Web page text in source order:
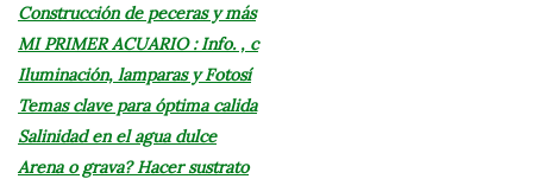
Construcción de peceras y más
MI PRIMER ACUARIO : Info. , c
Iluminación, lamparas y Fotosí
Temas clave para óptima calida
Salinidad en el agua dulce
Arena o grava? Hacer sustrato